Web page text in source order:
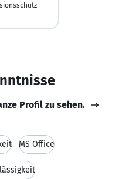
Profil zu sehen.
MS Office